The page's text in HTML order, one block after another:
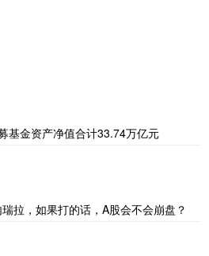
基金资产净值合计33.74万亿元
拉，如果打的话，A股会不会崩盘？